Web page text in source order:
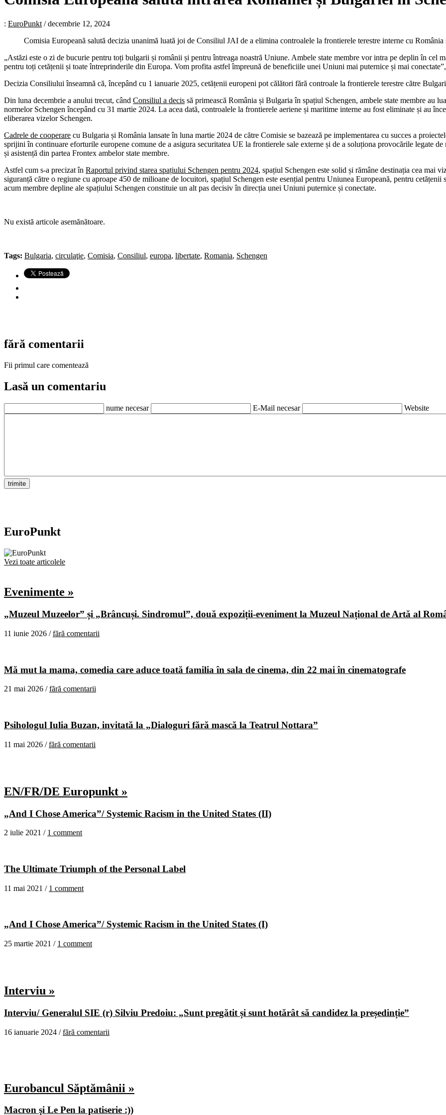
: EuroPunkt /decembrie 12, 2024
Comisia Europeană salută decizia unanimă luată joi de Consiliul JAI de a elimina controalele la frontierele terestre interne cu
„Astăzi este o zi de bucurie pentru toți bulgarii și românii și pentru întreaga noastră Uniune. Ambele state membre vor intra pe deplin în cel
pentru toți cetățenii și toate întreprinderile din Europa. Vom profita astfel împreună de beneficiile unei Uniuni mai puternice și mai
Decizia Consiliului înseamnă că, începând cu 1 ianuarie 2025, cetățenii europeni pot călători fără controale la frontierele terestre către
Din luna decembrie a anului trecut, când Consiliul a decis să primească România și Bulgaria în spațiul Schengen, ambele state membre au
normelor Schengen începând cu 31 martie 2024. La acea dată, controalele la frontierele aeriene și maritime interne au fost eliminate și au
eliberarea vizelor Schengen.
Cadrele de cooperare cu Bulgaria și România lansate în luna martie 2024 de către Comisie se bazează pe implementarea cu succes a
sprijini în continuare eforturile europene comune de a asigura securitatea UE la frontierele sale externe și de a soluționa provocările legate
și asistență din partea Frontex ambelor state membre.
Astfel cum s-a precizat în Raportul privind starea spațiului Schengen pentru 2024, spațiul Schengen este solid și rămâne destinația cea mai
siguranță către o regiune cu aproape 450 de milioane de locuitori, spațiul Schengen este esențial pentru Uniunea Europeană, pentru
acum membre depline ale spațiului Schengen constituie un alt pas decisiv în direcția unei Uniuni puternice și conectate.
Nu există articole asemănătoare.
Tags: Bulgaria, circulaţie, Comisia, Consiliul, europa, libertate, Romania, Schengen
fără comentarii
Fii primul care comentează
Lasă un comentariu
nume necesar E-Mail necesar Website
EuroPunkt
Vezi toate articolele
Evenimente »
„Muzeul Muzeelor” și „Brâncuși. Sindromul”, două expoziții-eveniment la Muzeul Național de Artă al
11 iunie 2026 /fără comentarii
Mă mut la mama, comedia care aduce toată familia în sala de cinema, din 22 mai în cinematografe
21 mai 2026 /fără comentarii
Psihologul Iulia Buzan, invitată la „Dialoguri fără mască la Teatrul Nottara”
11 mai 2026 /fără comentarii
EN/FR/DE Europunkt »
„And I Chose America”/ Systemic Racism in the United States (II)
2 iulie 2021 / 1 comment
The Ultimate Triumph of the Personal Label
11 mai 2021 / 1 comment
„And I Chose America”/ Systemic Racism in the United States (I)
25 martie 2021 / 1 comment
Interviu »
Interviu/ Generalul SIE (r) Silviu Predoiu: „Sunt pregătit și sunt hotărât să candidez la președinție”
16 ianuarie 2024 /fără comentarii
Eurobancul Săptămânii »
Macron şi Le Pen la patiserie :))